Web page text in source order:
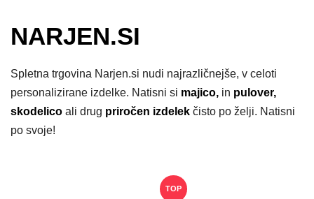
NARJEN.SI
Spletna trgovina Narjen.si nudi najrazličnejše, v celoti
personalizirane izdelke. Natisni si majico, in pulover,
skodelico ali drug priročen izdelek čisto po želji. Natisni
po svoje!
TOP